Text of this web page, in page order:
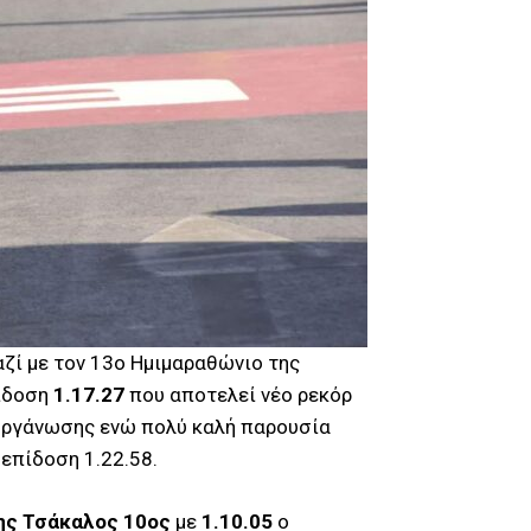
με τον 13ο Ημιμαραθώνιο της
1.17.27 που αποτελεί νέο ρεκόρ
ενώ πολύ καλή παρουσία
1.22.58.
Τσάκαλος 10ος με 1.10.05 ο